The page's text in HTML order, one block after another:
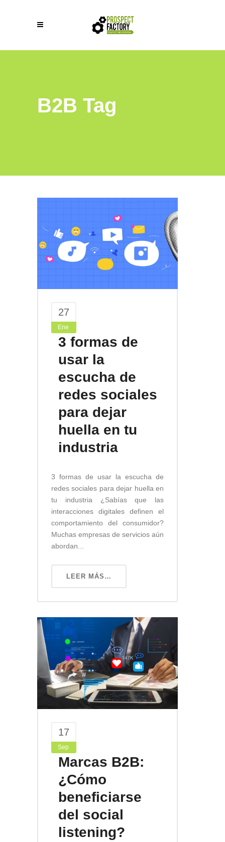
B2B Tag
27
Ene
3 formas de
usar la
escucha de
redes sociales
para dejar
huella en tu
industria
3 formas de usar la escucha de
redes sociales para dejar huella en
tu industria ¿Sabías que las
interacciones digitales definen el
comportamiento del consumidor?
Muchas empresas de servicios aún
abordan...
LEER MÁS…
17
Sep
Marcas B2B:
¿Cómo
beneficiarse
del social
listening?